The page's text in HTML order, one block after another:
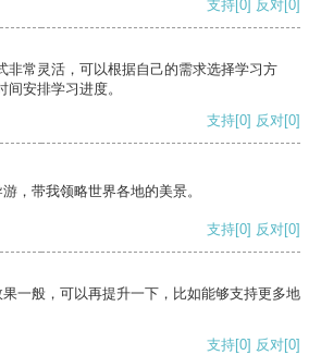
支持 [0] 反对 [0]
非常灵活，可以根据自己的需求选择学习方
安排学习进度。
支持[0] 反对[0]
，带我领略世界各地的美景。
支持[0] 反对[0]
一般，可以再提升一下，比如能够支持更多地
支持[0] 反对[0]